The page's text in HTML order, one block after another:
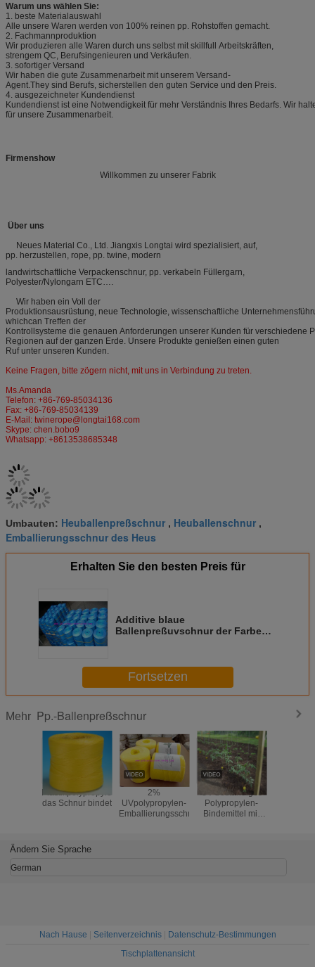
Warum uns wählen Sie:
1. beste Materialauswahl
Alle unsere Waren werden von 100% reinen pp. Rohstoffen gemacht.
2. Fachmannproduktion
Wir produzieren alle Waren durch uns selbst mit skillfull Arbeitskräften,
strengem QC, Berufsingenieuren und Verkäufen.
3. sofortiger Versand
Wir haben die gute Zusammenarbeit mit unserem Versand-
Agent.They sind Berufs, sicherstellen den guten Service und den Preis.
4. ausgezeichneter Kundendienst
Kundendienst ist eine Notwendigkeit für mehr Verständnis Ihres Bedarfs. Wir
für unsere Zusammenarbeit.
Firmenshow
Willkommen zu unserer Fabrik
Über uns
Neues Material Co., Ltd. Jiangxis Longtai wird spezialisiert, auf,
pp. herzustellen, rope, pp. twine, modern
landwirtschaftliche Verpackenschnur, pp. verkabeln Füllergarn,
Polyester/Nylongarn ETC….
Wir haben ein Voll der
Produktionsausrüstung, neue Technologie, wissenschaftliche
whichcan Treffen der
Kontrollsysteme die genauen Anforderungen unserer Kunden für
Regionen auf der ganzen Erde. Unsere Produkte genießen einen guten
Ruf unter unseren Kunden.
Keine Fragen, bitte zögern nicht, mit uns in Verbindung zu treten.
Ms.Amanda
Telefon: +86-769-85034136
Fax: +86-769-85034139
E-Mail: twinerope@longtai168.com
Skype: chen.bobo9
Whatsapp: +8613538685348
Umbauten: Heuballenpreßschnur , Heuballenschnur ,
Emballierungsschnur des Heus
Erhalten Sie den besten Preis für
Additive blaue
Ballenpreßuvschnur der Farbepp.
Fortsetzen
Mehr Pp.-Ballenpreßschnur
Plastikpolypropylen,
das Schnur bindet
2%
UVpolypropylen-
Emballierungsschnur
UV-beständiges
Polypropylen-
Bindemittel mit
Ändern Sie Sprache
German
Nach Hause Seitenverzeichnis|
Datenschutz-Bestimmungen
Tischplattenansicht